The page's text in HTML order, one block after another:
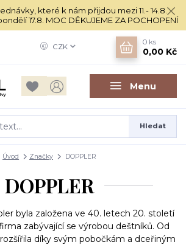
které k nám přijdou mezi 11.- 14.8.
17.8. MOC DĚKUJEME ZA POCHOPENÍ
Menu
CZK
Hledat
0 ks
0,00 Kč
Úvod Značky DOPPLER
DOPPLER
byla založena ve 40. letech 20. století
zabývající se výrobou deštníků. Od
díky svým pobočkám a dceřiným